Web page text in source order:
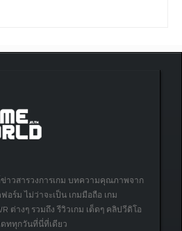
ข่าวสารวงการเกม บทความคุณภาพจาก
ร์ม ไม่ว่าจะเป็น เกมมือถือ เกม
ต่างๆ รวมถึง รีวิวเกม เด็ดๆ คลิปวีดิโอ
ททุกวันที่นี่ที่เดียว